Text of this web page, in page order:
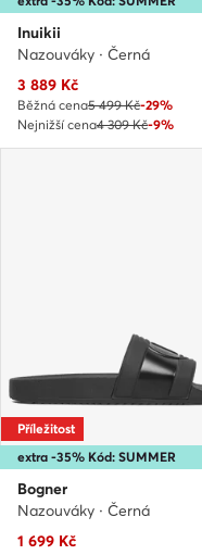
Inuikii
Nazouváky · Černá
Aktuální cena
3 889 Kč
Běžná cena5 499 Kč-29%
Nejnižší cena4 309 Kč-9%
extra -35% Kód: SUMMER
Příležitost
Bogner
Nazouváky · Černá
Aktuální cena
1 699 Kč